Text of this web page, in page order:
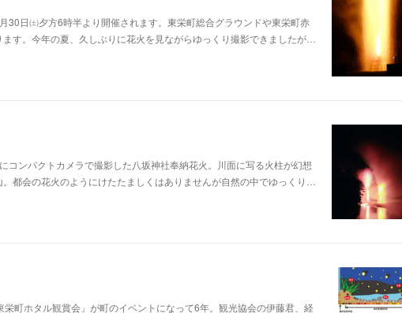
30日㈯夕方6時半より開催されます。東栄町総合グラウンドや東栄町赤
す。今年の夏、久しぶりに花火を見ながらゆっくり撮影できましたが…
コンパクトカメラで撮影した八坂神社奉納花火。川面に写る火柱が幻想
都会の花火のようにけたたましくはありませんが自然の中でゆっくり…
町ホタル観賞会」が町のイベントになって6年。観光協会の伊藤君、経